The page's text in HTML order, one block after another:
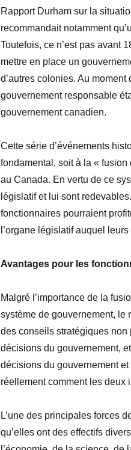
Rapport Durham sur la
recommandait notamment
Toutefois, ce n’est pas avant
mettre en place un
d’autres colonies. Au
gouvernement responsable
gouvernement canadien.
Cette série d’événements
fondamental, soit à la «
au Canada. En vertu de ce
législatif et lui sont
fonctionnaires pourraient
l’organe législatif auquel
Avantages pour les
Malgré l’importance de la
système de gouvernement, le
des conseils stratégiques
décisions du gouvernement,
décisions du gouvernement
réellement comment les deux
L’une des principales forces
qu’elles ont des effectifs